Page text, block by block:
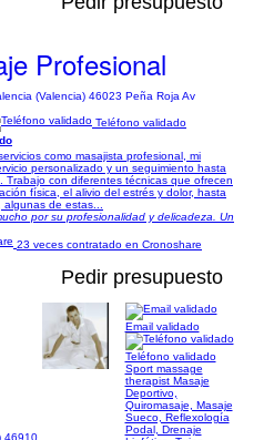
Profesional
(Valencia) 46023 Peña Roja Av
Teléfono validado
como masajista profesional, mi
personalizado y un seguimiento hasta
Trabajo con diferentes técnicas que ofrecen
física, el alivio del estrés y dolor, hasta
de estas...
por su profesionalidad y delicadeza. Un
23 veces contratado en Cronoshare
Pedir presupuesto
46910
Email validado
Teléfono validado
Sport massage
therapist Masaje
Deportivo,
Quiromasaje, Masaje
Sueco, Reflexología
Podal, Drenaje